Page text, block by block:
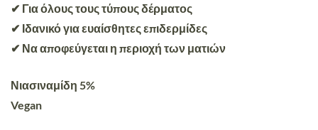
✔ Για όλους τους τύπους δέρματος ​
✔ Ιδανικό για ευαίσθητες επιδερμίδες​
✔ Να αποφεύγεται η περιοχή των ματιών
Νιασιναμίδη 5%
Vegan